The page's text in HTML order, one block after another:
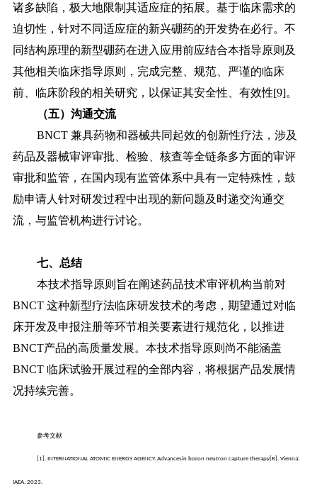
诸多缺陷，极大地限制其适应症的拓展。基于临床需求的
迫切性，针对不同适应症的新兴硼药的开发势在必行。不
同结构原理的新型硼药在进入应用前应结合本指导原则及
其他相关临床指导原则，完成完整、规范、严谨的临床
前、临床阶段的相关研究，以保证其安全性、有效性[9]。
（五）沟通交流
BNCT 兼具药物和器械共同起效的创新性疗法，涉及
药品及器械审评审批、检验、核查等全链条多方面的审评
审批和监管，在国内现有监管体系中具有一定特殊性，鼓
励申请人针对研发过程中出现的新问题及时递交沟通交
流，与监管机构进行讨论。
七、总结
本技术指导原则旨在阐述药品技术审评机构当前对
BNCT 这种新型疗法临床研发技术的考虑，期望通过对临
床开发及申报注册等环节相关要素进行规范化，以推进
BNCT产品的高质量发展。本技术指导原则尚不能涵盖
BNCT 临床试验开展过程的全部内容，将根据产品发展情
况持续完善。
参考文献
[1]. INTERNATIONAL ATOMIC ENERGY AGENCY. Advancesin boron neutron capture therapy[R]. Vienna:
IAEA, 2023.